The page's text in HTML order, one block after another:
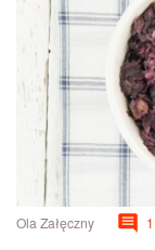
Ola Załęczny 1